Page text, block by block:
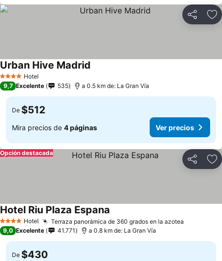
Compartir
4 EstrellasHotel
Urban Hive Madrid
9,7 Excelente 535 a 0.5 km de: La Gran Vía
De $512
Mira precios de 4 páginas Ver precios
Compartir
Opción destacada
4 EstrellasHotel Terraza panorámica de 360 grados en la azotea
Hotel Riu Plaza Espana
9,0 Excelente 41.771 a 0.8 km de: La Gran Vía
De $430